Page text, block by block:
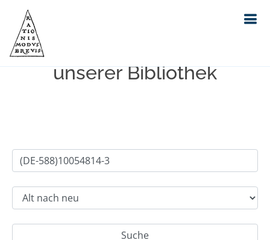
Einfache Suche im Bestand
unserer Bibliothek